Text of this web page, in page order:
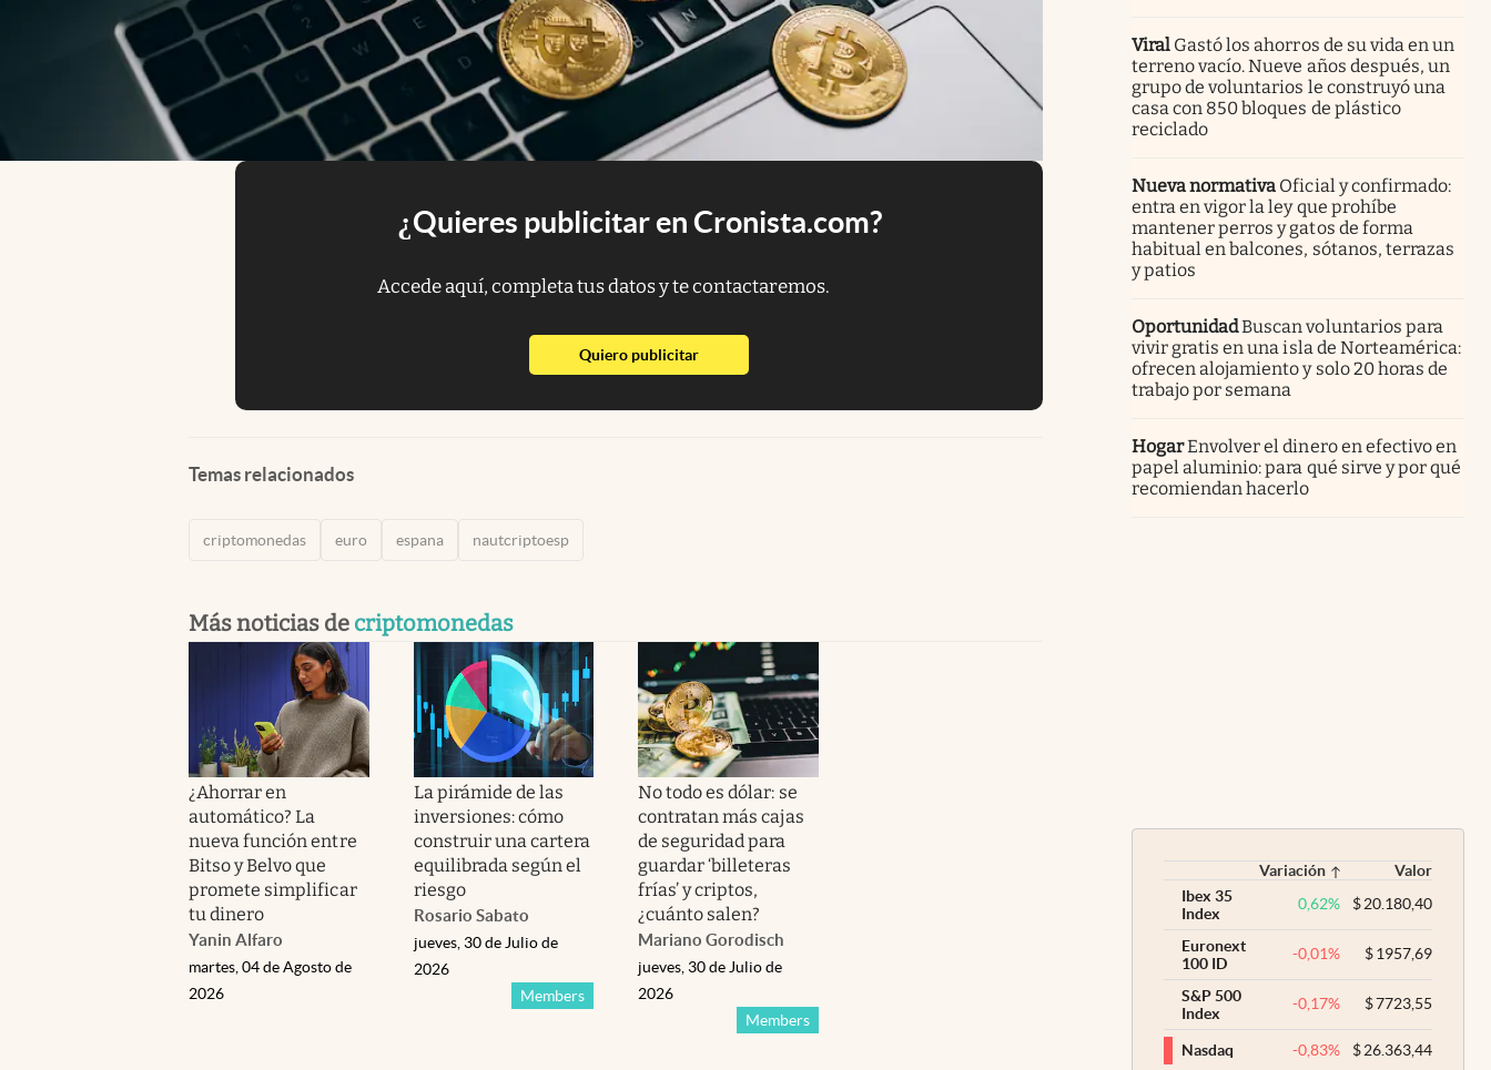
¿Quieres publicitar en Cronista.com?
Accede aquí, completa tus datos y te contactaremos.
Quiero publicitarabre en nueva pestaña
Temas relacionados
criptomonedas euro espana nautcriptoesp
Más noticias de criptomonedas
¿Ahorrar en
automático? La
nueva función entre
Bitso y Belvo que
promete simplificar
tu dinero
Yanin Alfaro
martes, 04 de Agosto de
2026
La pirámide de las
inversiones: cómo
construir una cartera
equilibrada según el
riesgo
Rosario Sabato
Members
jueves, 30 de Julio de
2026
No todo es dólar: se
contratan más cajas
de seguridad para
guardar ‘billeteras
frías’ y criptos,
¿cuánto salen?
Mariano Gorodisch
Members
jueves, 30 de Julio de
2026
Viral Gastó los ahorros de su vida en un
terreno vacío. Nueve años después, un
grupo de voluntarios le construyó una
casa con 850 bloques de plástico
reciclado
Nueva normativa Oficial y confirmado:
entra en vigor la ley que prohíbe
mantener perros y gatos de forma
habitual en balcones, sótanos, terrazas
y patios
OportunidadBuscan voluntarios para
vivir gratis en una isla de Norteamérica:
ofrecen alojamiento y solo 20 horas de
trabajo por semana
HogarEnvolver el dinero en efectivo en
papel aluminio: para qué sirve y por qué
recomiendan hacerlo
Variación
Valor
Ibex 35
Index
0,62% $20.180,40
Euronext
100 ID
-0,01% $1957,69
S&P 500
Index
-0,17% $7723,55
Nasdaq -0,83% $26.363,44